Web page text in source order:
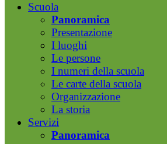
Scuola
Panoramica
Presentazione
I luoghi
Le persone
I numeri della scuola
Le carte della scuola
Organizzazione
La storia
Servizi
Panoramica